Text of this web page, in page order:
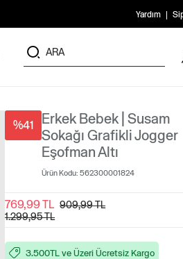
Yardım
%41
Erkek Bebek | Susam
Sokağı Grafikli Jogger
Eşofman Altı
Ürün Kodu: 562300001824
769,99 TL 909,99 TL
1.299,95 TL
3.500TL ve Üzeri Ücretsiz Kargo